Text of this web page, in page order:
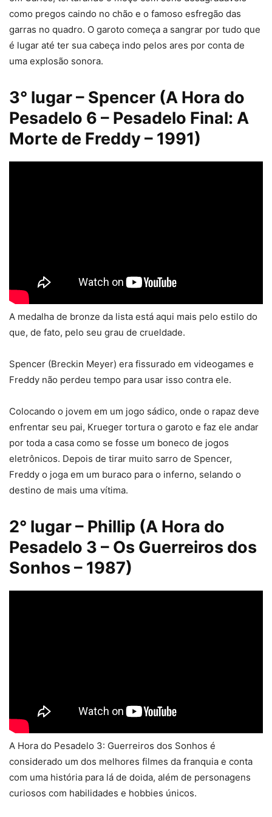
como pregos caindo no chão e o famoso esfregão das
garras no quadro. O garoto começa a sangrar por tudo que
é lugar até ter sua cabeça indo pelos ares por conta de
uma explosão sonora.
3° lugar – Spencer (A Hora do
Pesadelo 6 – Pesadelo Final: A
Morte de Freddy – 1991)
A medalha de bronze da lista está aqui mais pelo estilo do
que, de fato, pelo seu grau de crueldade.
Spencer (Breckin Meyer) era fissurado em videogames e
Freddy não perdeu tempo para usar isso contra ele.
Colocando o jovem em um jogo sádico, onde o rapaz deve
enfrentar seu pai, Krueger tortura o garoto e faz ele andar
por toda a casa como se fosse um boneco de jogos
eletrônicos. Depois de tirar muito sarro de Spencer,
Freddy o joga em um buraco para o inferno, selando o
destino de mais uma vítima.
2° lugar – Phillip (A Hora do
Pesadelo 3 – Os Guerreiros dos
Sonhos – 1987)
A Hora do Pesadelo 3: Guerreiros dos Sonhos é
considerado um dos melhores filmes da franquia e conta
com uma história para lá de doida, além de personagens
curiosos com habilidades e hobbies únicos.